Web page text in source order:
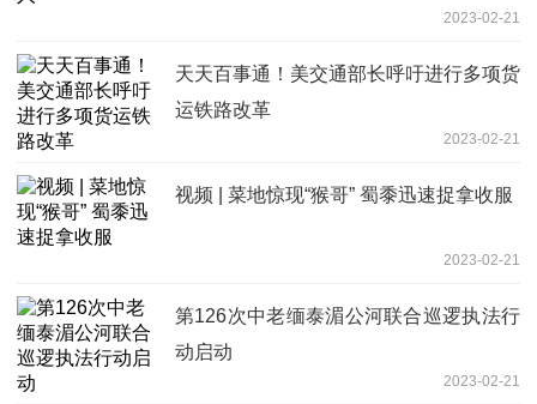
2023-02-21
天天百事通！美交通部长呼吁进行多项货
运铁路改革
2023-02-21
视频 | 菜地惊现“猴哥” 蜀黍迅速捉拿收服
2023-02-21
第126次中老缅泰湄公河联合巡逻执法行
动启动
2023-02-21